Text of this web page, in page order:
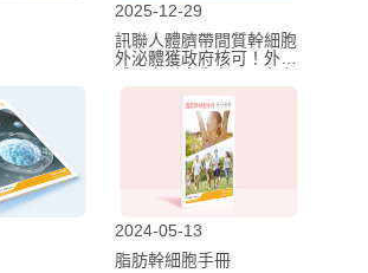
2025-12-29
訊聯人體臍帶間質幹細胞
外泌體獲政府核可！外泌
用揭露布局關鍵
2024-05-13
脂肪幹細胞手冊